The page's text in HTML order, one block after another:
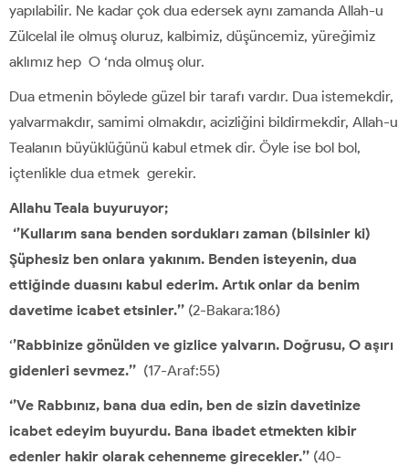
yapılabilir. Ne kadar çok dua edersek aynı zamanda Allah-u
Zülcelal ile olmuş oluruz, kalbimiz, düşüncemiz, yüreğimiz
aklımız hep O ‘nda olmuş olur.
Dua etmenin böylede güzel bir tarafı vardır. Dua istemekdir,
yalvarmakdır, samimi olmakdır, acizliğini bildirmekdir, Allah-u
Tealanın büyüklüğünü kabul etmek dir. Öyle ise bol bol,
içtenlikle dua etmek gerekir.
Allahu Teala buyuruyor;
‘’Kullarım sana benden sordukları zaman (bilsinler ki)
Şüphesiz ben onlara yakınım. Benden isteyenin, dua
ettiğinde duasını kabul ederim. Artık onlar da benim
davetime icabet etsinler.’’ (2-Bakara:186)
‘’Rabbinize gönülden ve gizlice yalvarın. Doğrusu, O aşırı
gidenleri sevmez.’’ (17-Araf:55)
‘’Ve Rabbınız, bana dua edin, ben de sizin davetinize
icabet edeyim buyurdu. Bana ibadet etmekten kibir
edenler hakir olarak cehenneme girecekler.’’ (40-